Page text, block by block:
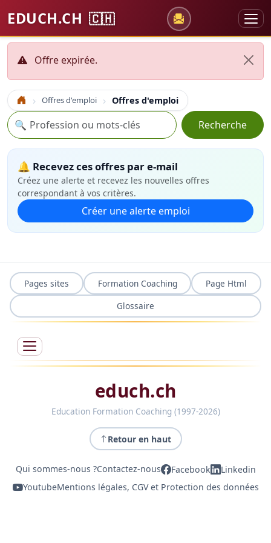
EDUCH.CH 🇨🇭
Offre expirée.
Accueil Offres d'emploi Offres d'emploi
Recherche
🔍 Recherche
🔔 Recevez ces offres par e-mail
Créez une alerte et recevez les nouvelles offres
correspondant à vos critères.
Créer une alerte emploi
Pages sites Formation Coaching
Page Html
Glossaire
educh.ch
Education Formation Coaching (1997-2026)
Retour en haut
Qui sommes-nous ?Contactez-nous Facebook
Linkedin
YoutubeMentions légales, CGV et Protection des données